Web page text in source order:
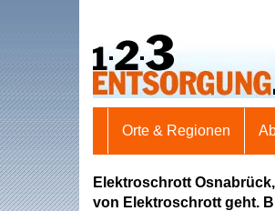
Orte & Regionen
Elektroschrott
von Elektroschrott geht.